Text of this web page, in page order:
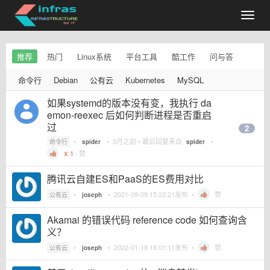
推荐 热门 Linux系统 平台工具 酷工作 问与答
命令行 Debian 公有云 Kubernetes MySQL
如果systemd的版本没有变，我执行 da
emon-reexec 后如何判断进程是否重启
过
命令行 • spider • 3月之前 • 最后回复来自 spider
•
1 · 赞
2
腾讯云自建ES和PaaS的ES费用对比
公有云 • joseph • 2021-09-09 15:22:21发布 • 赞
Akamai 的错误代码 reference code 如何查询含
义？
公有云 • joseph • 2022-01-18 18:01:11发布 • 赞